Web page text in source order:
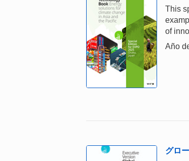
This
of
Año
グロ